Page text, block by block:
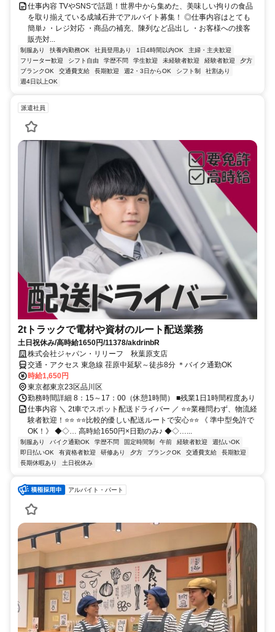
仕事内容 TVやSNSで話題！世界中から集めた、美味しい拘りの食品
を取り揃えている成城石井でアルバイト募集！ ◎仕事内容はとても
簡単♪ ・レジ対応 ・商品の補充、陳列など品出し ・お客様への接客
販売対...
制服あり 扶養内勤務OK 社員登用あり 1日4時間以内OK
主婦・主夫歓迎
フリーター歓迎
シフト自由 学歴不問 学生歓迎 未経験者歓迎 経験者歓迎
夕方
ブランクOK
交通費支給 長期歓迎 週2・3日からOK シフト制
社割あり
週4日以上OK
派遣社員
2tトラックで電材や資材のルート配送業務
土日祝休み/高時給1650円/11378/akdrinbR
株式会社ジャパン・リリーフ 秋葉原支店
交通・アクセス 東急線 荏原中延駅～徒歩8分 ＊バイク通勤OK
時給1,650円
東京都東京23区品川区
勤務時間詳細 8：15～17：00（休憩1時間） ■残業1日1時間程度あり
仕事内容 ＼ 2t車でスポット配送ドライバー ／ ⭐⭐業種問わず、物流経
験者歓迎！⭐⭐ ⭐⭐比較的優しい配送ルートで安心⭐⭐ 《 準中型免許で
OK！》 ◆◇… 高時給1650円×日勤のみ♪ ◆◇…...
制服あり バイク通勤OK 学歴不問 固定時間制 午前 経験者歓迎
週払いOK
即日払いOK
有資格者歓迎 研修あり 夕方 ブランクOK 交通費支給
長期歓迎
長期休暇あり
土日祝休み
アルバイト・パート